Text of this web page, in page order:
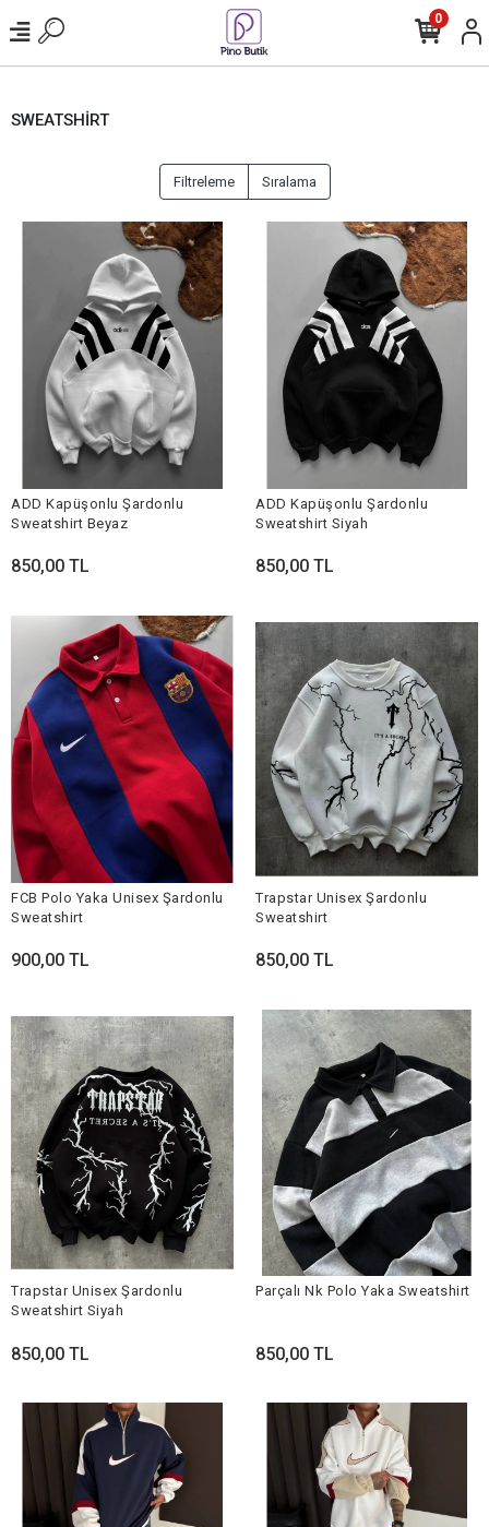
0
SWEATSHİRT
Filtreleme Sıralama
ADD Kapüşonlu Şardonlu
Sweatshirt Beyaz
850,00 TL
ADD Kapüşonlu Şardonlu
Sweatshirt Siyah
850,00 TL
FCB Polo Yaka Unisex Şardonlu
Sweatshirt
900,00 TL
Trapstar Unisex Şardonlu
Sweatshirt
850,00 TL
Trapstar Unisex Şardonlu
Sweatshirt Siyah
850,00 TL
Parçalı Nk Polo Yaka Sweatshirt
850,00 TL